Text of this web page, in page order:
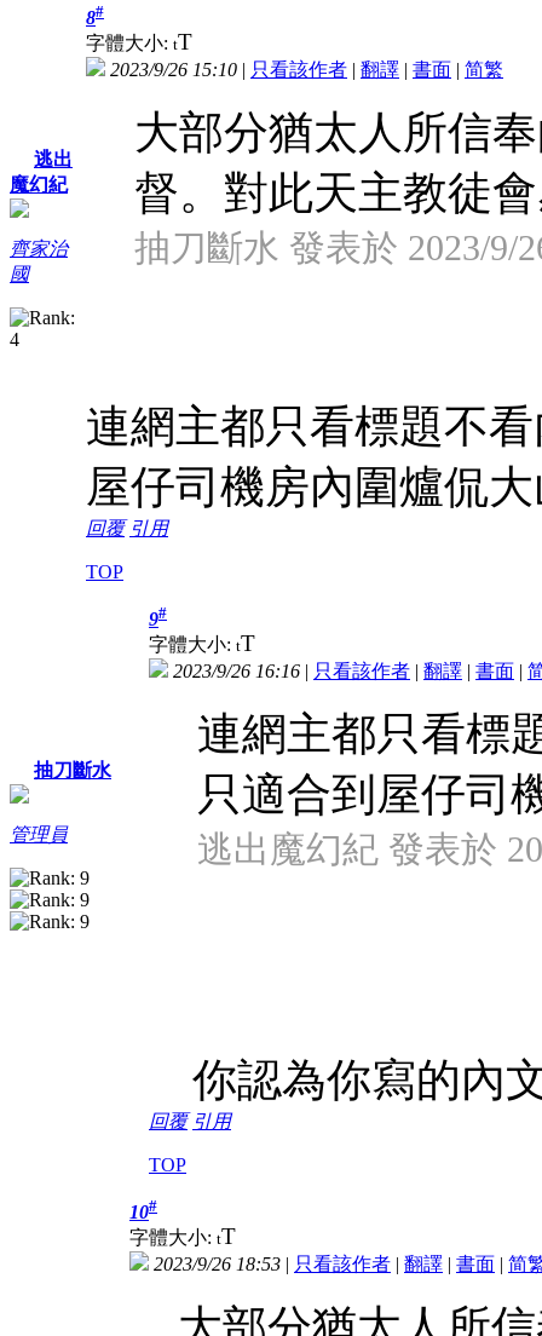
逃出
魔幻紀
齊家治
國
8#
字體大小: tT
2023/9/26 15:10 | 只看該作者 | 翻譯 | 書面 | 简繁
大部分猶太人所信
督。對此天主教徒
抽刀斷水 發表於 2023/9/
連網主都只看標題不
屋仔司機房內圍爐侃
回覆 引用
TOP
抽刀斷水
管理員
9#
字體大小: tT
2023/9/26 16:16 | 只看該作者 | 翻譯 | 書面 |
連網主都只看標
只適合到屋仔司
逃出魔幻紀 發表於
你認為你寫的內
回覆 引用
TOP
10#
字體大小: tT
2023/9/26 18:53 | 只看該作者 | 翻譯 | 書面 | 简